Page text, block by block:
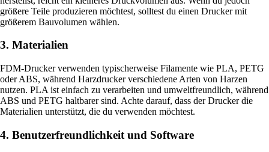
größere Teile produzieren möchtest, solltest du einen Drucker mit
größerem Bauvolumen wählen.
3. Materialien
FDM-Drucker verwenden typischerweise Filamente wie PLA, PETG
oder ABS, während Harzdrucker verschiedene Arten von Harzen
nutzen. PLA ist einfach zu verarbeiten und umweltfreundlich, während
ABS und PETG haltbarer sind. Achte darauf, dass der Drucker die
Materialien unterstützt, die du verwenden möchtest.
4. Benutzerfreundlichkeit und Software